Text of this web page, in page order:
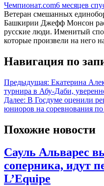
Чемпионат.com6 месяцев
Ветеран смешанных
Башкирии Джефф Монсон
русские люди. Именитый
которые произвели на него
Навигация по
Предыдущая: Екатерина
турнира в Абу-Даби,
Далее: В Госдуме оценили
юниоров на соревнования
Похожие новости
Сауль Альварес
соперника, идут
L’Equipe